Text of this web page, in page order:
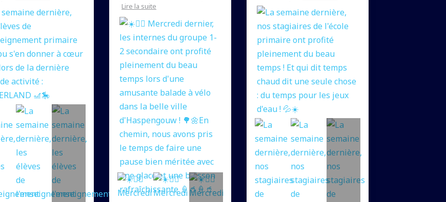
Lire la suite